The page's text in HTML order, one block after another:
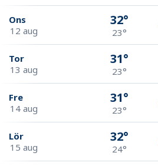
Ons
12 aug
32°
23°
Tor
13 aug
31°
23°
Fre
14 aug
31°
23°
Lör
15 aug
32°
24°